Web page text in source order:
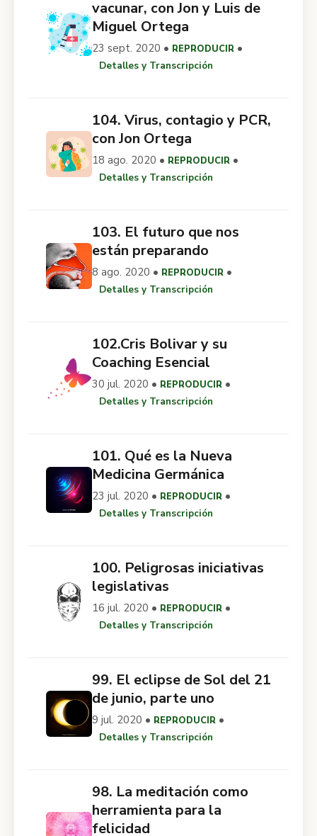
vacunar, con Jon y Luis de
Miguel Ortega
23 sept. 2020 • REPRODUCIR •
Detalles y Transcripción
104. Virus, contagio y PCR,
con Jon Ortega
18 ago. 2020 • REPRODUCIR •
Detalles y Transcripción
103. El futuro que nos
están preparando
8 ago. 2020 • REPRODUCIR •
Detalles y Transcripción
102.Cris Bolivar y su
Coaching Esencial
30 jul. 2020 • REPRODUCIR •
Detalles y Transcripción
101. Qué es la Nueva
Medicina Germánica
23 jul. 2020 • REPRODUCIR •
Detalles y Transcripción
100. Peligrosas iniciativas
legislativas
16 jul. 2020 • REPRODUCIR •
Detalles y Transcripción
99. El eclipse de Sol del 21
de junio, parte uno
9 jul. 2020 • REPRODUCIR •
Detalles y Transcripción
98. La meditación como
herramienta para la
felicidad